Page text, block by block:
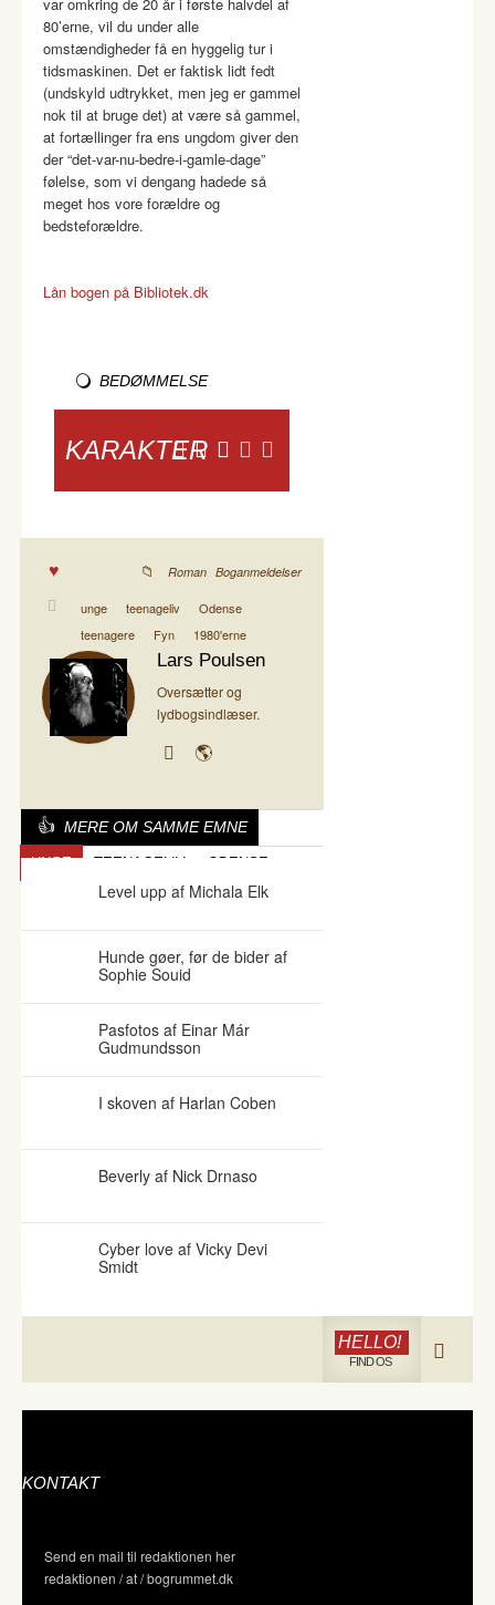
80’erne, vil du under alle
omstændigheder få en hyggelig tur i
tidsmaskinen. Det er faktisk lidt fedt
(undskyld udtrykket, men jeg er gammel
nok til at bruge det) at være så gammel,
at fortællinger fra ens ungdom giver den
der “det-var-nu-bedre-i-gamle-dage”
følelse, som vi dengang hadede så
meget hos vore forældre og
bedsteforældre.
Lån bogen på Bibliotek.dk
BEDØMMELSE
KARAKTER
Roman, Boganmeldelser
unge teenageliv
Odense
teenagere
Fyn 1980'erne
Lars Poulsen
Oversætter og
lydbogsindlæser.
MERE OM SAMME EMNE
UNGE TEENAGELIV ODENSE
Level upp af Michala Elk
Hunde gøer, før de bider af
Sophie Souid
Pasfotos af Einar Már
Gudmundsson
I skoven af Harlan Coben
Beverly af Nick Drnaso
Cyber love af Vicky Devi
Smidt
HELLO!
FIND OS
KONTAKT
Send en mail til redaktionen her
redaktionen / at / bogrummet.dk